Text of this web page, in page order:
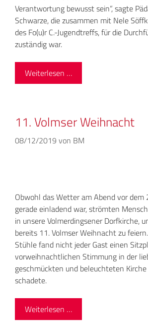
Verantwortung bewusst sein“, sagte
Schwarze, die zusammen mit Nele
des Fo(u)r C.-Jugendtreffs, für die
zuständig war.
Weiterlesen …
11. Volmser Weihnacht
08/12/2019 von BM
Obwohl das Wetter am Abend vor
gerade einladend war, strömten
in unsere Volmerdingsener Dorfkirche,
bereits 11. Volmser Weihnacht zu
Stühle fand nicht jeder Gast einen
vorweihnachtlichen Stimmung in der
geschmückten und beleuchteten
schadete.
Weiterlesen …